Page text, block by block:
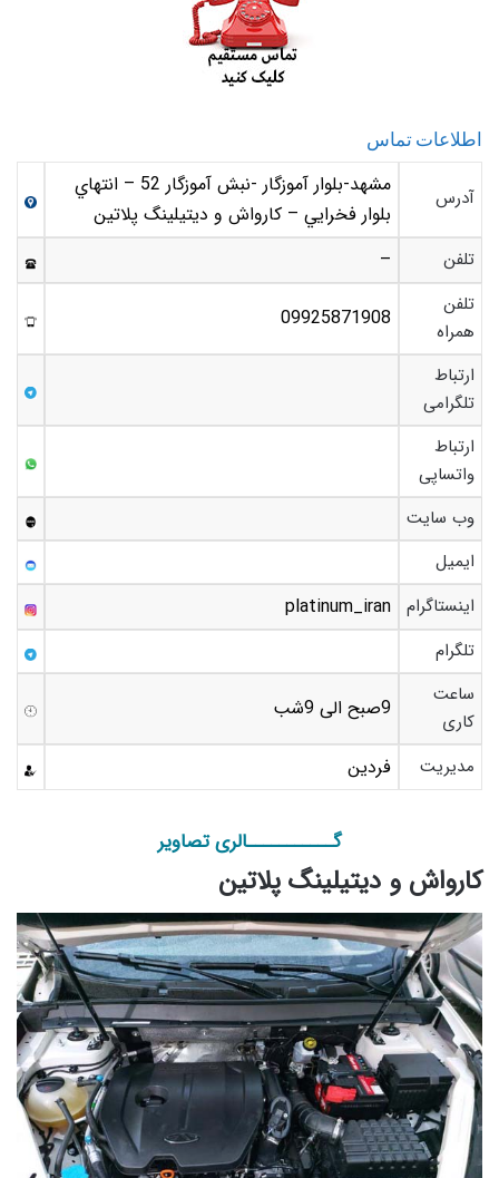
اطلاعات تماس
آدرس
مشهد-بلوار آموزگار -نبش آموزگار 52 – انتهاي
بلوار فخرايي – کارواش و ديتيلينگ پلاتين
تلفن –
تلفن
همراه
09925871908
ارتباط
تلگرامی
ارتباط
واتساپی
وب سایت
ایمیل
اینستاگرام platinum_iran
تلگرام
ساعت
کاری
9صبح الی 9شب
مدیریت فردین
گـــــــــــالری تصاویر
کارواش و دیتیلینگ پلاتین